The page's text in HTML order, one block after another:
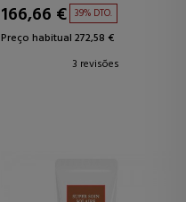
166,66 € 39% DTO.
Preço habitual 272,58 €
3 revisões